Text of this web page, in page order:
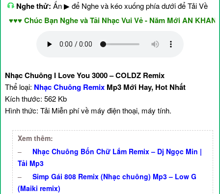
Nghe thử: Ấn ▶ để Nghe và kéo xuống phía dưới để Tải Về
Chúc Bạn Nghe và Tải Nhạc Vui Vẻ - Năm Mới AN KHANG &
Nhạc Chuông I Love You 3000 – COLDZ Remix
Thể loại: Nhạc Chuông Remix Mp3 Mới Hay, Hot Nhất
Kích thước: 562 Kb
Hình thức: Tải Miễn phí về máy điện thoại, máy tính.
Xem thêm:
–
Nhạc Chuông Bốn Chữ Lắm Remix – Dj Ngọc Min |
Tải Mp3
–
Simp Gái 808 Remix (Nhạc chuông) Mp3 – Low G
(Maiki remix)